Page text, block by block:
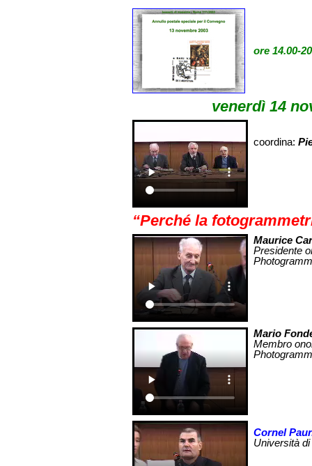
ore 14.00-
venerdì 14
coordina:
“Perché la
Maurice
Presidente
Mario
Membro
Cornel
Università